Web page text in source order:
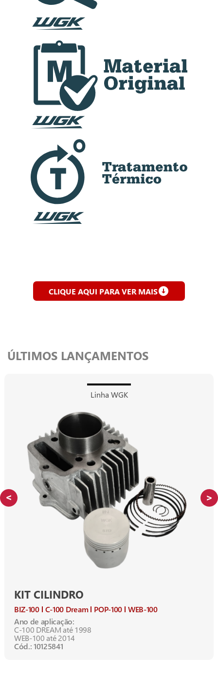
CLIQUE AQUI PARA VER MAIS
ÚLTIMOS LANÇAMENTOS
Linha WGK
KIT CILINDRO
BIZ-100 C-100 Dream POP-100 WEB-100
Ano de aplicação:
C-100 DREAM até 1998
WEB-100 até 2014
Cód.: 10125841